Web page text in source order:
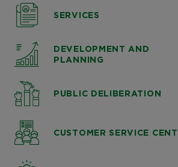
SERVICES
DEVELOPMENT AND
PLANNING
PUBLIC DELIBERATION
CUSTOMER SERVICE